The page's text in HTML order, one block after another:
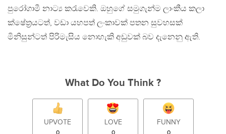
පුරෝගාමී නාට්‍ය කරැවෙකි. ඔහුගේ සමුගැන්ම ලාංකීය කලා
ක්ෂේත්‍රයටත්, වඩා යහපත් ලංකාවක් පතන සුවහසක්
මිනිසුන්ටත් පිරිමැසිය නොහැකි අඩුවක් බව දැනෙනු ඇති.
What Do You Think ?
UPVOTE
0
LOVE
0
FUNNY
0